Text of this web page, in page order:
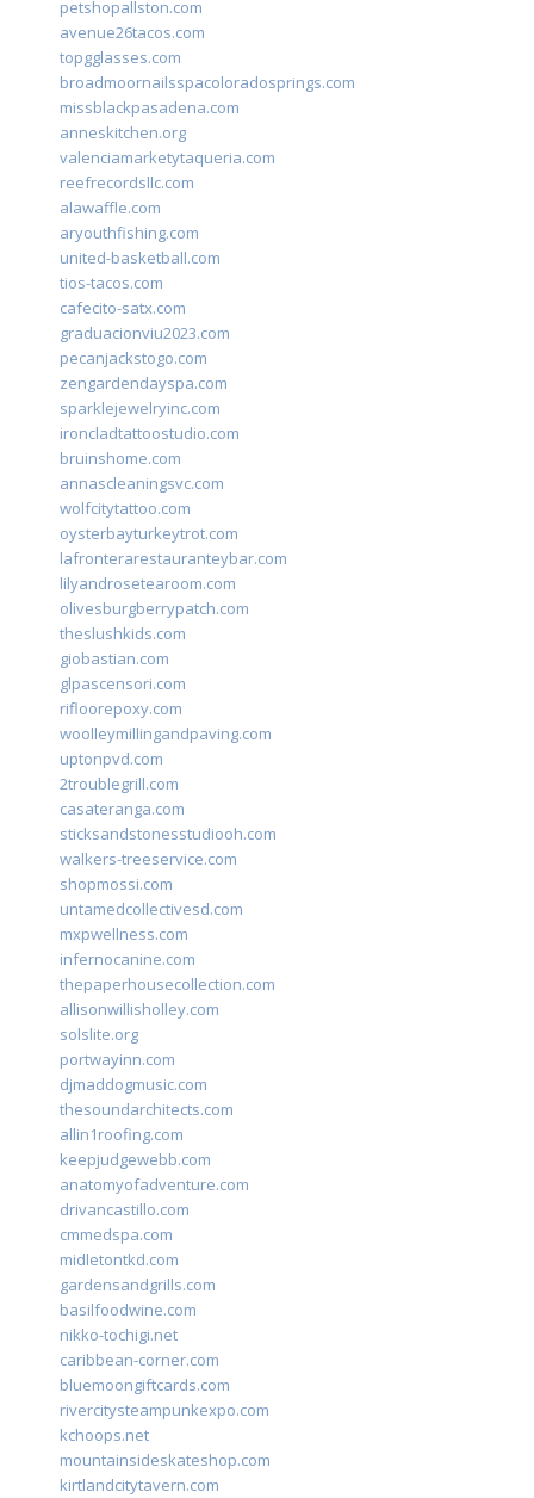
petshopallston.com
avenue26tacos.com
topgglasses.com
broadmoornailsspacoloradosprings.com
missblackpasadena.com
anneskitchen.org
valenciamarketytaqueria.com
reefrecordsllc.com
alawaffle.com
aryouthfishing.com
united-basketball.com
tios-tacos.com
cafecito-satx.com
graduacionviu2023.com
pecanjackstogo.com
zengardendayspa.com
sparklejewelryinc.com
ironcladtattoostudio.com
bruinshome.com
annascleaningsvc.com
wolfcitytattoo.com
oysterbayturkeytrot.com
lafronterarestauranteybar.com
lilyandrosetearoom.com
olivesburgberrypatch.com
theslushkids.com
giobastian.com
glpascensori.com
rifloorepoxy.com
woolleymillingandpaving.com
uptonpvd.com
2troublegrill.com
casateranga.com
sticksandstonesstudiooh.com
walkers-treeservice.com
shopmossi.com
untamedcollectivesd.com
mxpwellness.com
infernocanine.com
thepaperhousecollection.com
allisonwillisholley.com
solslite.org
portwayinn.com
djmaddogmusic.com
thesoundarchitects.com
allin1roofing.com
keepjudgewebb.com
anatomyofadventure.com
drivancastillo.com
cmmedspa.com
midletontkd.com
gardensandgrills.com
basilfoodwine.com
nikko-tochigi.net
caribbean-corner.com
bluemoongiftcards.com
rivercitysteampunkexpo.com
kchoops.net
mountainsideskateshop.com
kirtlandcitytavern.com